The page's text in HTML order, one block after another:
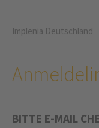
Implenia Deutschland
BITTE E-MAIL